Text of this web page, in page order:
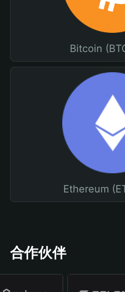
Bitcoin
Ethereum
合作伙伴